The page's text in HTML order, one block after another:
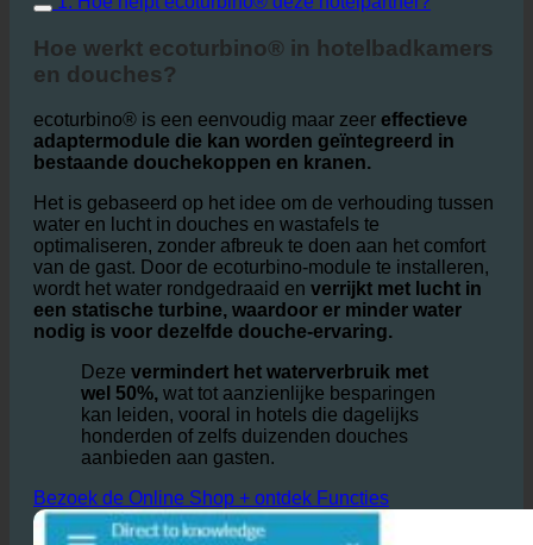
1. Hoe helpt ecoturbino® deze hotelpartner?
Hoe werkt ecoturbino® in hotelbadkamers
en douches?
ecoturbino® is een eenvoudig maar zeer
adaptermodule die kan worden geïntegreerd in
bestaande douchekoppen en kranen.
Het is gebaseerd op het idee om de verhouding tussen
water en lucht in douches en wastafels te
optimaliseren, zonder afbreuk te doen aan het comfort
van de gast. Door de ecoturbino-module te installeren,
wordt het water rondgedraaid en
verrijkt met lucht in
een statische turbine, waardoor er minder water
nodig is voor dezelfde douche-ervaring.
Dezevermindert het waterverbruik met
wel 50%,wat tot aanzienlijke besparingen
kan leiden, vooral in hotels die dagelijks
honderden of zelfs duizenden douches
aanbieden aan gasten.